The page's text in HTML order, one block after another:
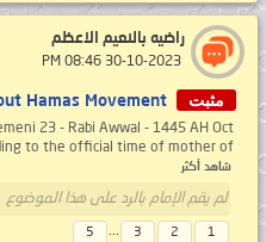
راضيه بالنعيم الاعظم
مثبت Hamas Movement..
23 - Rabi Awwal - 1445 AH Oct
to the official time of mother of...
شاهد أكثر
لم يقم الإمام بالرد على هذا الموضوع
1
2
3
...
5